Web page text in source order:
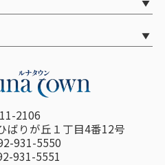
2106
ばりが丘１丁目4番12号
931-5550
931-5551